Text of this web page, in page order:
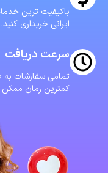
باکیفیت ترین
ایرانی خریداری کنید.
سرعت دریافت
تمامی سفارشات
کمترین زمان ممکن